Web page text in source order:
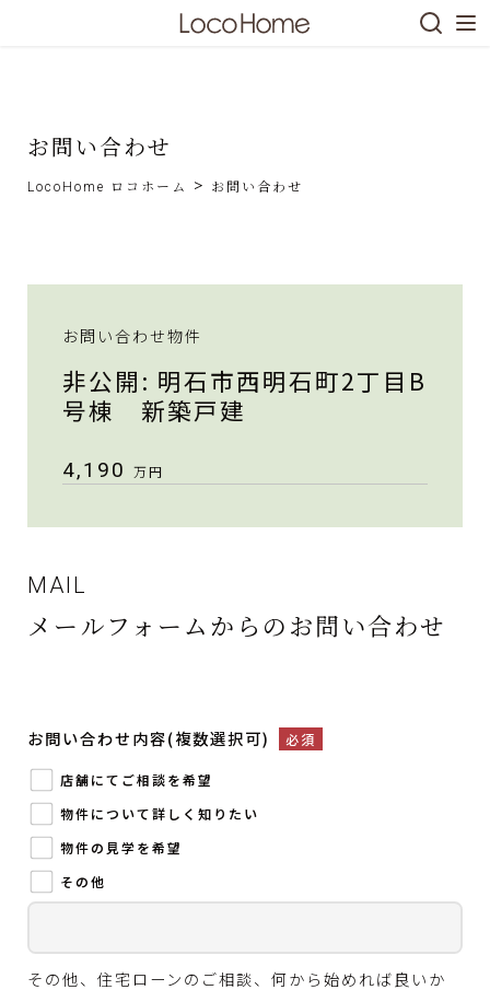
Skip
content
お問い合わせ
LocoHome ロコホーム > お問い合わせ
お問い合わせ物件
非公開: 明石市西明石町2丁目B
号棟 新築戸建
4,190 万円
MAIL
メールフォームからのお問い合わせ
お問い合わせ内容(複数選択可) 必須
店舗にてご相談を希望
物件について詳しく知りたい
物件の見学を希望
その他
その他、住宅ローンのご相談、何から始めれば良いか